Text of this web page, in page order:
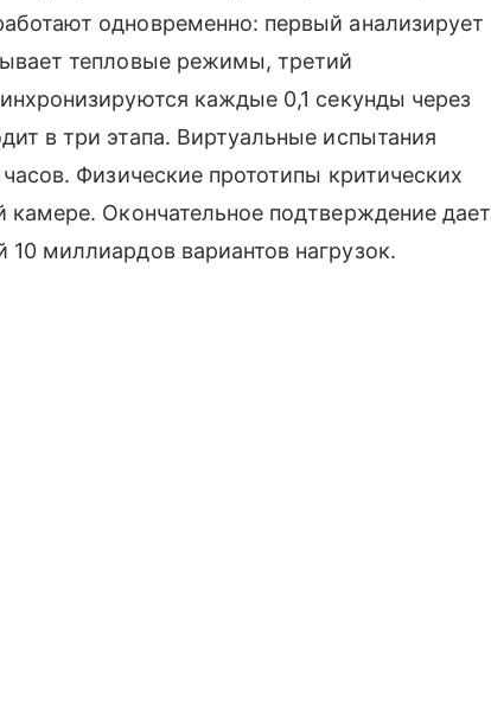
одновременно: первый анализирует
тепловые режимы, третий
каждые 0,1 секунды через
в три этапа. Виртуальные испытания
Физические прототипы критических
Окончательное подтверждение дает
миллиардов вариантов нагрузок.